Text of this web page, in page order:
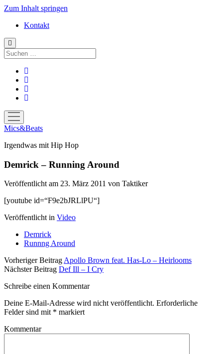
Zum Inhalt springen
Kontakt
Suchen
Menü
öffnen
Mics&Beats
Irgendwas mit Hip Hop
Demrick – Running Around
Veröffentlicht am 23. März 2011 von Taktiker
[youtube id=“F9e2bJRLlPU“]
Veröffentlicht in Video
Demrick
Runnng Around
Vorheriger BeitragApollo Brown feat. Has-Lo – Heirlooms
Nächster Beitrag Def Ill – I Cry
Schreibe einen Kommentar
Deine E-Mail-Adresse wird nicht veröffentlicht. Erforderliche
Felder sind mit * markiert
Kommentar